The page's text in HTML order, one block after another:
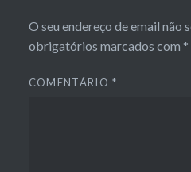
O seu endereço de email não
obrigatórios marcados com *
COMENTÁRIO*